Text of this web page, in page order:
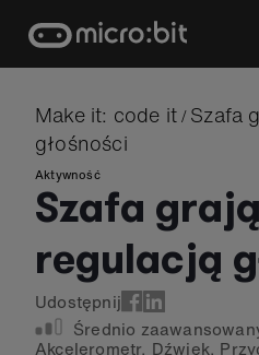
content
Make it: code it / Szafa
głośności
Aktywność
Szafa
regulacją
Udostępnij
Średnio
Akcelerometr, Dźwięk,